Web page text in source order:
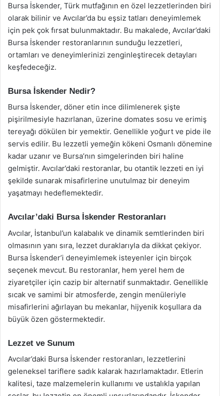
Bursa İskender, Türk mutfağının en özel lezzetlerinden biri
olarak bilinir ve Avcılar’da bu eşsiz tatları deneyimlemek
için pek çok fırsat bulunmaktadır. Bu makalede, Avcılar’daki
Bursa İskender restoranlarının sunduğu lezzetleri,
ortamları ve deneyimlerinizi zenginleştirecek detayları
keşfedeceğiz.
Bursa İskender Nedir?
Bursa İskender, döner etin ince dilimlenerek şişte
pişirilmesiyle hazırlanan, üzerine domates sosu ve erimiş
tereyağı dökülen bir yemektir. Genellikle yoğurt ve pide ile
servis edilir. Bu lezzetli yemeğin kökeni Osmanlı dönemine
kadar uzanır ve Bursa’nın simgelerinden biri haline
gelmiştir. Avcılar’daki restoranlar, bu otantik lezzeti en iyi
şekilde sunarak misafirlerine unutulmaz bir deneyim
yaşatmayı hedeflemektedir.
Avcılar’daki Bursa İskender Restoranları
Avcılar, İstanbul’un kalabalık ve dinamik semtlerinden biri
olmasının yanı sıra, lezzet duraklarıyla da dikkat çekiyor.
Bursa İskender’i deneyimlemek isteyenler için birçok
seçenek mevcut. Bu restoranlar, hem yerel hem de
ziyaretçiler için cazip bir alternatif sunmaktadır. Genellikle
sıcak ve samimi bir atmosferde, zengin menüleriyle
misafirlerini ağırlayan bu mekanlar, hijyenik koşullara da
büyük özen göstermektedir.
Lezzet ve Sunum
Avcılar’daki Bursa İskender restoranları, lezzetlerini
geleneksel tariflere sadık kalarak hazırlamaktadır. Etlerin
kalitesi, taze malzemelerin kullanımı ve ustalıkla yapılan